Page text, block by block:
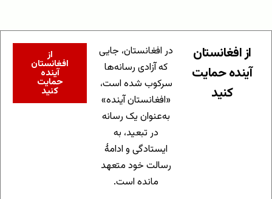
از افغانستان
آینده حمایت
کنید
در افغانستان، جایی
که آزادی رسانه‌ها
سرکوب شده است،
«افغانستان آینده»
به‌عنوان یک رسانه
در تبعید، به
ایستادگی و ادامهٔ
رسالت خود متعهد
مانده است.
از
افغانستان
آینده
حمایت
کنید